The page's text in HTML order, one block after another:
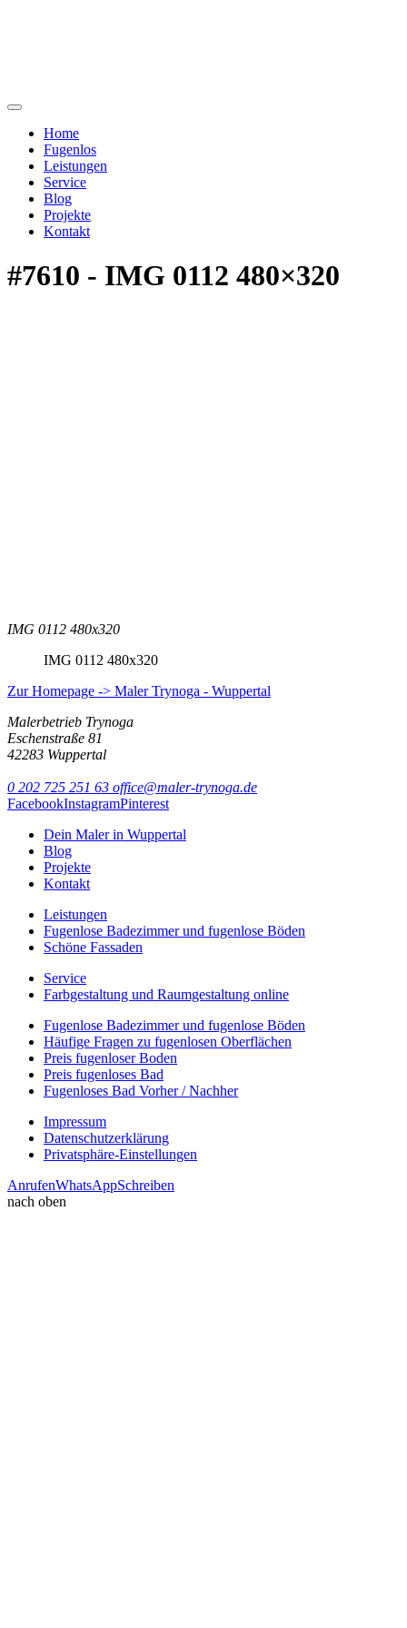
Home
Fugenlos
Leistungen
Service
Blog
Projekte
Kontakt
#7610 - IMG 0112 480×320
IMG 0112 480x320
IMG 0112 480x320
Zur Homepage -> Maler Trynoga - Wuppertal
Malerbetrieb Trynoga
Eschenstraße 81
42283 Wuppertal
0 202 725 251 63 office@maler-trynoga.de
FacebookInstagramPinterest
Dein Maler in Wuppertal
Blog
Projekte
Kontakt
Leistungen
Fugenlose Badezimmer und fugenlose Böden
Schöne Fassaden
Service
Farbgestaltung und Raumgestaltung online
Fugenlose Badezimmer und fugenlose Böden
Häufige Fragen zu fugenlosen Oberflächen
Preis fugenloser Boden
Preis fugenloses Bad
Fugenloses Bad Vorher / Nachher
Impressum
Datenschutzerklärung
Privatsphäre-Einstellungen
AnrufenWhatsAppSchreiben
nach oben